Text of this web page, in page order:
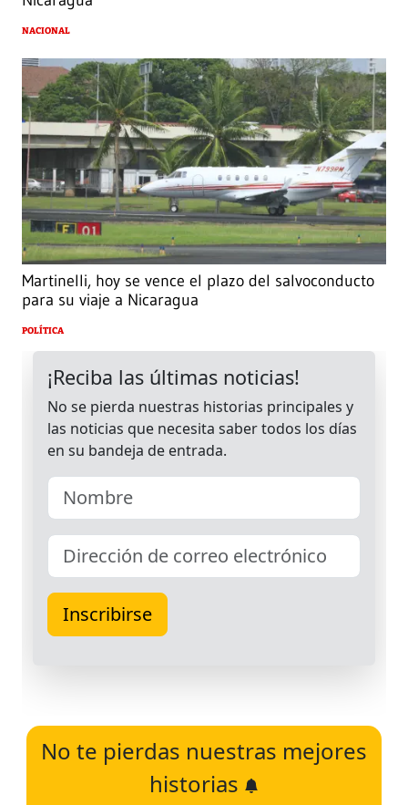
NACIONAL
Martinelli, hoy se vence el plazo del salvoconducto
para su viaje a Nicaragua
POLÍTICA
No te pierdas nuestras mejores
historias